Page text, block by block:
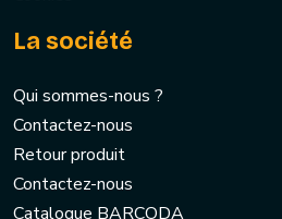
La société
Qui sommes-nous ?
Contactez-nous
Retour produit
Contactez-nous
Catalogue BARCODA